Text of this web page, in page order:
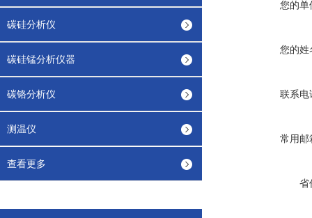
碳硅分析仪
碳硅锰分析仪器
碳铬分析仪
测温仪
查看更多
您的单
您的姓
联系电
常用邮
省